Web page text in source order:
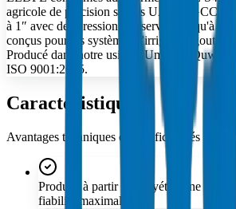
agricole de précision sur les UAE et GCC.
à 1″ avec des pressions de service jusqu'à
conçus pour les systèmes d'irrigation goutte
Producé dans notre usine d'Umm Al Quwain
ISO 9001:2015.
Caractéristiques
Avantages techniques et bénéfices clés de
Producé à partir de polyéthylène
fiabilité maximale.